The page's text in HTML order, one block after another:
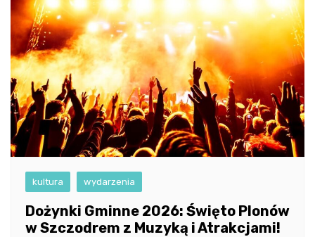
kultura wydarzenia
Dożynki Gminne 2026: Święto Plonów
w Szczodrem z Muzyką i Atrakcjami!